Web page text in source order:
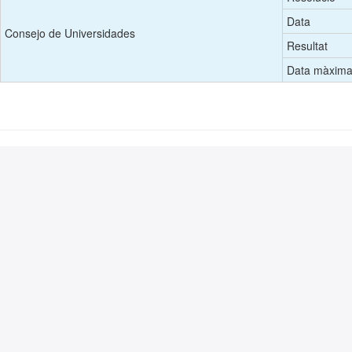
Consejo de Universidades
Data
Resultat
Data